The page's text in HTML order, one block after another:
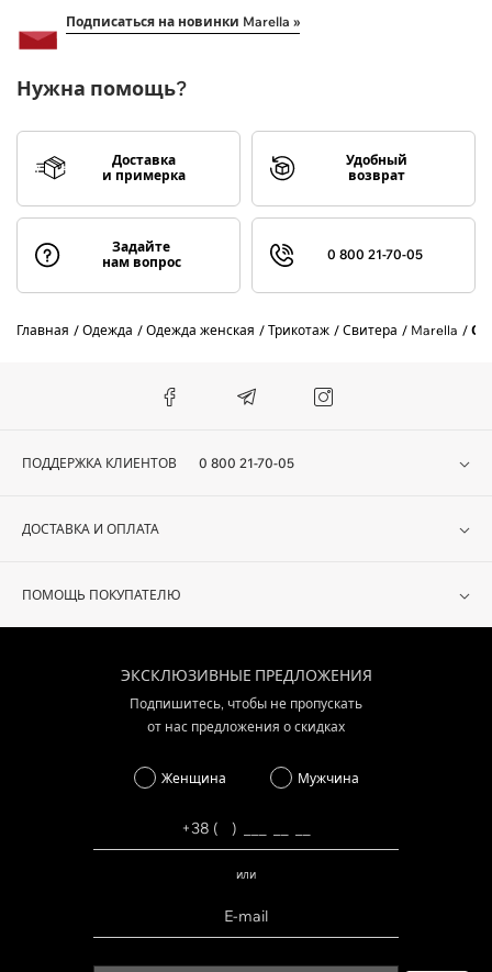
Подписаться на новинки Marella »
Нужна помощь?
Доставка
и примерка
Удобный
возврат
Задайте
нам вопрос
0 800 21-70-05
Главная Одежда Одежда женская Трикотаж Свитера Marella
ПОДДЕРЖКА КЛИЕНТОВ 0 800 21-70-05
ДОСТАВКА И ОПЛАТА
ПОМОЩЬ ПОКУПАТЕЛЮ
ЭКСКЛЮЗИВНЫЕ ПРЕДЛОЖЕНИЯ
Подпишитесь, чтобы не пропускать
от нас предложения о скидках
Женщина Мужчина
или